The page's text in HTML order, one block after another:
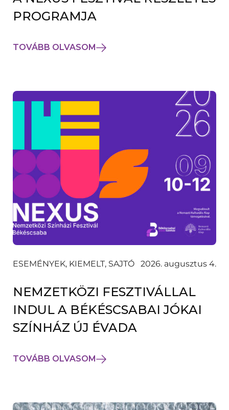
PROGRAMJA
TOVÁBB OLVASOM
ESEMÉNYEK, KIEMELT, SAJTÓ 2026. augusztus 4.
NEMZETKÖZI FESZTIVÁLLAL
INDUL A BÉKÉSCSABAI JÓKAI
SZÍNHÁZ ÚJ ÉVADA
TOVÁBB OLVASOM